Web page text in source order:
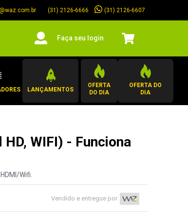
(31) 2126-6666 (31) 2126-6607
Faça seu login
LANÇAMENTOS
OFERTA
DO DIA
OFERTA DO
DIA
WIFI) - Funciona
Wifi.
Vendido e entregue por